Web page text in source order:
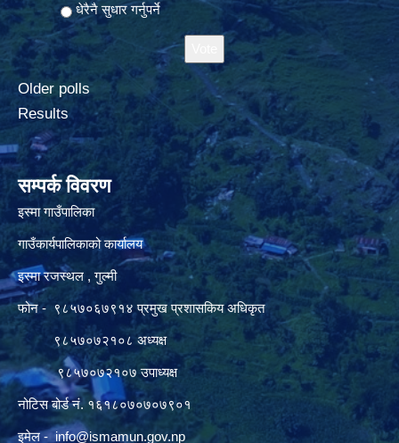
धेरैनै सुधार गर्नुपर्ने
Older polls
Results
सम्पर्क विवरण
इस्मा गाउँपालिका
गाउँकार्यपालिकाको कार्यालय
इस्मा रजस्थल , गुल्मी
फोन - ९८५७०६७९१४ प्रमुख प्रशासकिय अधिकृत
९८५७०७२१०८ अध्यक्ष
९८५७०७२१०७ उपाध्यक्ष
नोटिस बोर्ड नं. १६१८०७०७०७९०१
इमेल - info@ismamun.gov.np